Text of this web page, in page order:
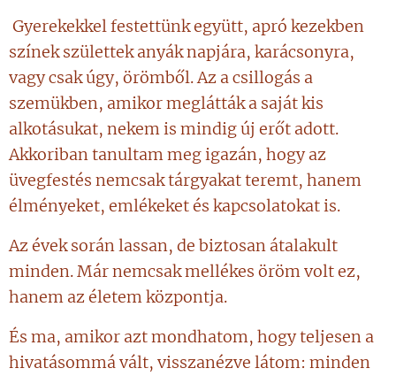
Gyerekekkel festettünk együtt, apró kezekben
színek születtek anyák napjára, karácsonyra,
vagy csak úgy, örömből. Az a csillogás a
szemükben, amikor meglátták a saját kis
alkotásukat, nekem is mindig új erőt adott.
Akkoriban tanultam meg igazán, hogy az
üvegfestés nemcsak tárgyakat teremt, hanem
élményeket, emlékeket és kapcsolatokat is.
Az évek során lassan, de biztosan átalakult
minden. Már nemcsak mellékes öröm volt ez,
hanem az életem központja.
És ma, amikor azt mondhatom, hogy teljesen a
hivatásommá vált, visszanézve látom: minden